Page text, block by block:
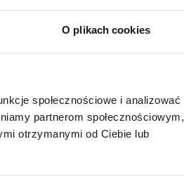
O plikach cookies
społecznościowe i analizować
partnerom społecznościowym,
otrzymanymi od Ciebie lub